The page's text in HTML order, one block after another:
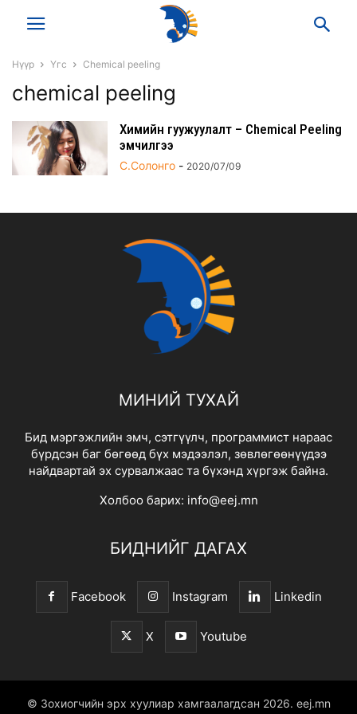
Нүүр Үгс Chemical peeling
chemical peeling
Химийн гуужуулалт – Chemical Peeling
эмчилгээ
С.Солонго - 2020/07/09
МИНИЙ ТУХАЙ
Бид мэргэжлийн эмч, сэтгүүлч, программист нараас
бүрдсэн баг бөгөөд бүх мэдээлэл, зөвлөгөөнүүдээ
найдвартай эх сурвалжаас та бүхэнд хүргэж байна.
Холбоо барих: info@eej.mn
БИДНИЙГ ДАГАХ
Facebook Instagram Linkedin
X Youtube
© Зохиогчийн эрх хуулиар хамгаалагдсан 2026. eej.mn